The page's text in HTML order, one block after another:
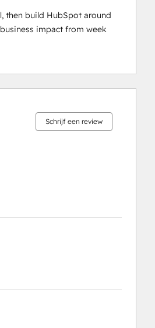
then build HubSpot around
impact from week
Schrijf een review